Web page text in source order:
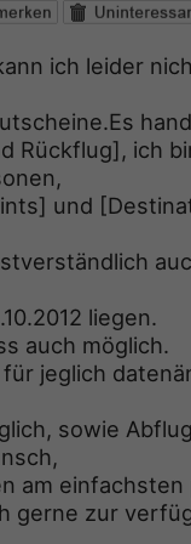
ich leider
Rückflug], ich
und
liegen.
auch möglich.
jeglich
sowie
am
gerne zur